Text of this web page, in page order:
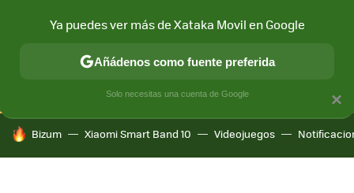
CONECTIVIDAD MÓVIL Y SOCIEDAD APLICACIONES
HOY SE HABLA DE
Bizum Xiaomi Smart Band 10 Videojuegos
×
Ya puedes ver más de Xataka Movil en Google
Añádenos como fuente preferida
Solo necesitas una cuenta de Google